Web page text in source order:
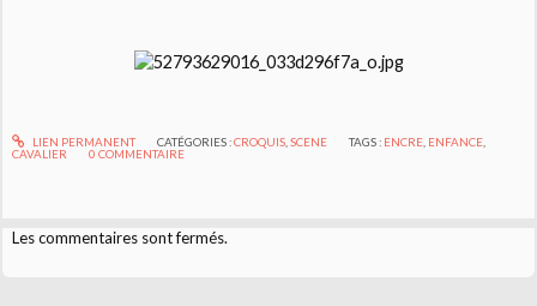
LIEN PERMANENT CATÉGORIES :CROQUIS, SCENE TAGS : ENCRE ENFANCE
CAVALIER
0 COMMENTAIRE
Les commentaires sont fermés.